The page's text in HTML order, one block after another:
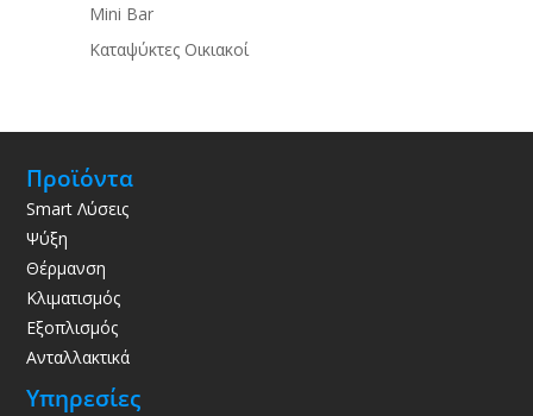
Mini Bar
Καταψύκτες Οικιακοί
Προϊόντα
Smart Λύσεις
Ψύξη
Θέρμανση
Κλιματισμός
Εξοπλισμός
Ανταλλακτικά
Υπηρεσίες